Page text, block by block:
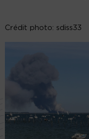
Crédit photo: sdiss33